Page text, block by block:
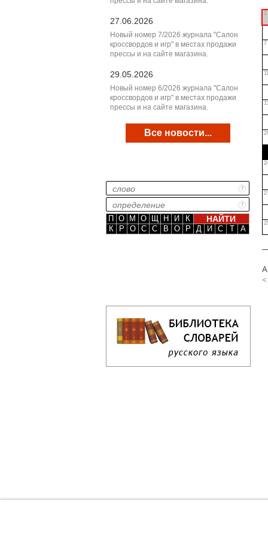
27.06.2026
Новый номер 7/2026 журнала "Салон
кроссвордов и игр" в местах продажи
прессы и на сайте магазина.
29.05.2026
Новый номер 6/2026 журнала "Салон
кроссвордов и игр" в местах продажи
прессы и на сайте магазина.
Все новости...
П О М О Щ Н И
К
К
Р О С С В О Р Д И С Т А
1
7
<